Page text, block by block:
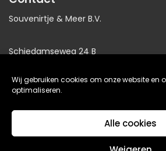
Wij gebruiken cookies om onze website en
optimaliseren.
Alle cookies
Souvenirtje & Meer B.V.
Schiedamseweg 24 B
Nederland
KvK: 81064705